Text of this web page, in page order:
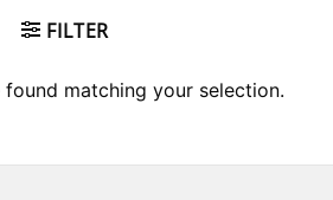
FILTER
found matching your selection.